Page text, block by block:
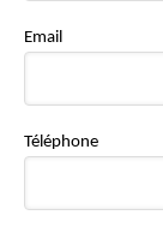
Email
Téléphone